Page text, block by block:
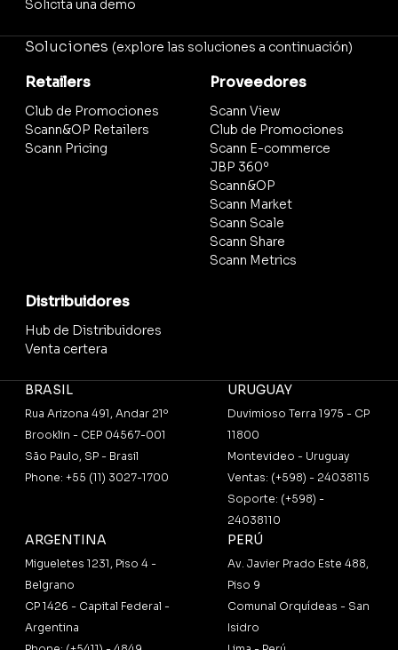
Solicita una demo
Soluciones (explore las soluciones a continuación)
Retailers
Club de Promociones
Scann&OP Retailers
Scann Pricing
Proveedores
Scann View
Club de Promociones
Scann E-commerce
JBP 360º
Scann&OP
Scann Market
Scann Scale
Scann Share
Scann Metrics
Distribuidores
Hub de Distribuidores
Venta certera
BRASIL
Rua Arizona 491, Andar 21º
Brooklin - CEP 04567-001
São Paulo, SP - Brasil
Phone: +55 (11) 3027-1700
URUGUAY
Duvimioso Terra 1975 - CP
11800
Montevideo - Uruguay
Ventas: (+598) - 24038115
Soporte: (+598) -
24038110
ARGENTINA
Migueletes 1231, Piso 4 -
Belgrano
CP 1426 - Capital Federal -
Argentina
PERÚ
Av. Javier Prado Este 488,
Piso 9
Comunal Orquídeas - San
Isidro